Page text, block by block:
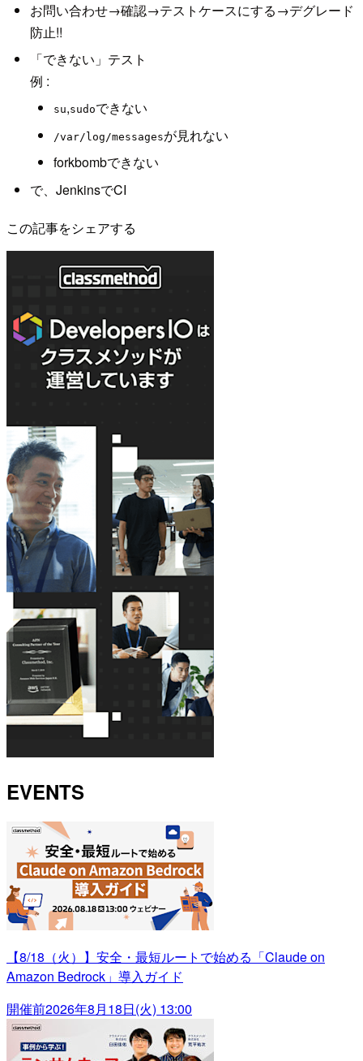
お問い合わせ→確認→テストケースにする→デグレード
防止!!
「できない」テスト
例 :
su,sudoできない
/var/log/messagesが見れない
forkbombできない
で、JenkinsでCI
この記事をシェアする
EVENTS
【8/18（火）】安全・最短ルートで始める「Claude on
Amazon Bedrock」導入ガイド
開催前2026年8月18日(火) 13:00